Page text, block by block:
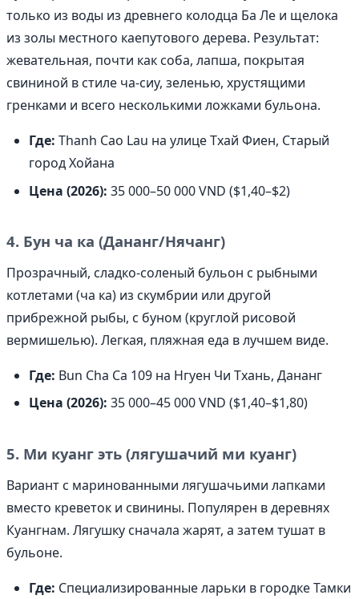
только из воды из древнего колодца Ба Ле и щелока
из золы местного каепутового дерева. Результат:
жевательная, почти как соба, лапша, покрытая
свининой в стиле ча-сиу, зеленью, хрустящими
гренками и всего несколькими ложками бульона.
Где: Thanh Cao Lau на улице Тхай Фиен, Старый
город Хойана
Цена (2026): 35 000–50 000 VND ($1,40–$2)
4. Бун ча ка (Дананг/Нячанг)
Прозрачный, сладко-соленый бульон с рыбными
котлетами (ча ка) из скумбрии или другой
прибрежной рыбы, с буном (круглой рисовой
вермишелью). Легкая, пляжная еда в лучшем виде.
Где: Bun Cha Ca 109 на Нгуен Чи Тхань, Дананг
Цена (2026): 35 000–45 000 VND ($1,40–$1,80)
5. Ми куанг эть (лягушачий ми куанг)
Вариант с маринованными лягушачьими лапками
вместо креветок и свинины. Популярен в деревнях
Куангнам. Лягушку сначала жарят, а затем тушат в
бульоне.
Где: Специализированные ларьки в городке Тамки